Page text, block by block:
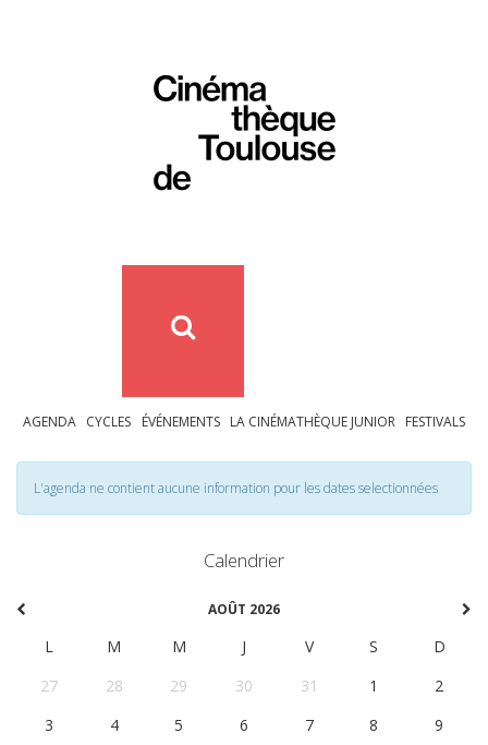
AGENDA CYCLES ÉVÉNEMENTS LA CINÉMATHÈQUE JUNIOR FESTIVALS
L'agenda ne contient aucune information pour les dates selectionnées
Calendrier
AOÛT 2026
L M M J V S
D
27
28 29 30 31 1
2
3
4 5 6 7 8
9